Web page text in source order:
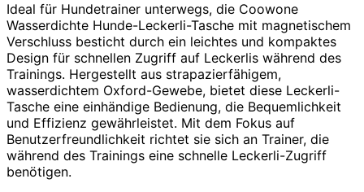
Ideal für Hundetrainer unterwegs, die Coowone
Wasserdichte Hunde-Leckerli-Tasche mit magnetischem
Verschluss besticht durch ein leichtes und kompaktes
Design für schnellen Zugriff auf Leckerlis während des
Trainings. Hergestellt aus strapazierfähigem,
wasserdichtem Oxford-Gewebe, bietet diese Leckerli-
Tasche eine einhändige Bedienung, die Bequemlichkeit
und Effizienz gewährleistet. Mit dem Fokus auf
Benutzerfreundlichkeit richtet sie sich an Trainer, die
während des Trainings eine schnelle Leckerli-Zugriff
benötigen.